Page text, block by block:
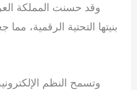
وقد حسنت المملكة
بنيتها التحتية الرقمية،
وتسمح النظم